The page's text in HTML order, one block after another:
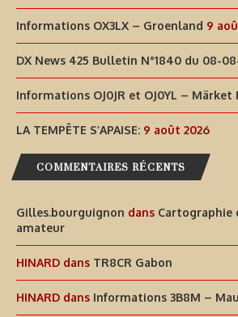
Informations OX3LX – Groenland 9
DX News 425 Bulletin N°1840 du 08-
Informations OJ0JR et OJ0YL – Märket
LA TEMPÊTE S’APAISE: 9 août 2026
COMMENTAIRES RÉCENTS
Gilles.bourguignon dans Cartographie
amateur
HINARD dans TR8CR Gabon
HINARD dans Informations 3B8M –